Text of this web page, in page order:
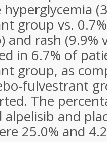
group vs.
rash (9.9%
in 6.7% of
group, as
fulvestrant
The
alpelisib and
25.0% and